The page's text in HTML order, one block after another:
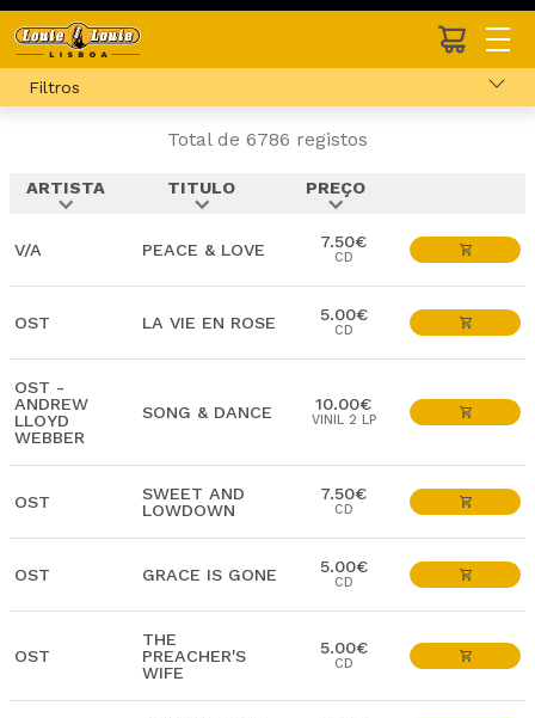
Filtros
Total de 6786 registos
ARTISTA
expand_more
TITULO
expand_more
PREÇO
expand_more
V/A PEACE & LOVE 7.50€
CD
OST LA VIE EN ROSE 5.00€
CD
OST -
ANDREW
LLOYD
WEBBER
SONG & DANCE 10.00€
VINIL 2 LP
OST
SWEET AND
LOWDOWN
7.50€
CD
OST GRACE IS GONE 5.00€
CD
OST
THE
PREACHER'S
WIFE
5.00€
CD